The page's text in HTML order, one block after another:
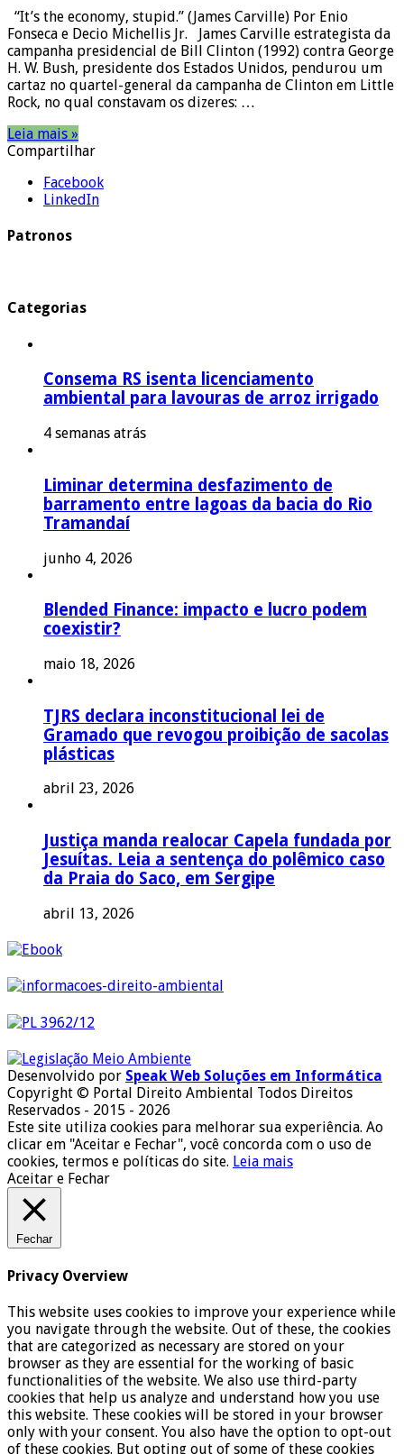
“It’s the economy, stupid.” (James Carville) Por Enio
Fonseca e Decio Michellis Jr. James Carville estrategista da
campanha presidencial de Bill Clinton (1992) contra George
H. W. Bush, presidente dos Estados Unidos, pendurou um
cartaz no quartel-general da campanha de Clinton em Little
Rock, no qual constavam os dizeres: …
Leia mais »
Compartilhar
Facebook
LinkedIn
Patronos
Categorias
Consema RS isenta licenciamento
ambiental para lavouras de arroz irrigado
4 semanas atrás
Liminar determina desfazimento de
barramento entre lagoas da bacia do Rio
Tramandaí
junho 4, 2026
Blended Finance: impacto e lucro podem
coexistir?
maio 18, 2026
TJRS declara inconstitucional lei de
Gramado que revogou proibição de sacolas
plásticas
abril 23, 2026
Justiça manda realocar Capela fundada por
Jesuítas. Leia a sentença do polêmico caso
da Praia do Saco, em Sergipe
abril 13, 2026
Desenvolvido por Speak Web Soluções em Informática
Copyright © Portal Direito Ambiental Todos Direitos
Reservados - 2015 - 2026
Este site utiliza cookies para melhorar sua experiência. Ao
clicar em "Aceitar e Fechar", você concorda com o uso de
cookies, termos e políticas do site. Leia mais
Aceitar e Fechar
Fechar
Privacy Overview
This website uses cookies to improve your experience while
you navigate through the website. Out of these, the cookies
that are categorized as necessary are stored on your
browser as they are essential for the working of basic
functionalities of the website. We also use third-party
cookies that help us analyze and understand how you use
this website. These cookies will be stored in your browser
only with your consent. You also have the option to opt-out
of these cookies. But opting out of some of these cookies